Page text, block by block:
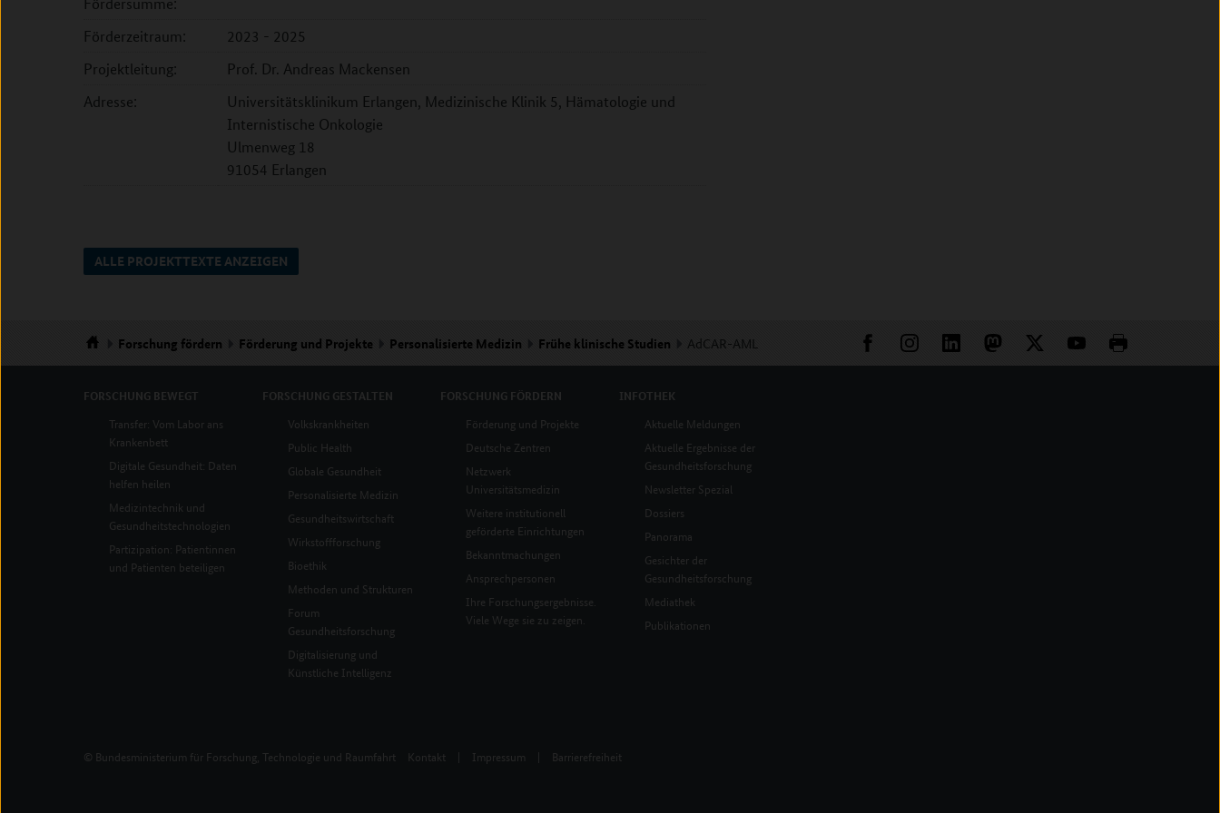
Förderzeitraum:
2023 - 2025
Projektleitung:
Prof. Dr. Andreas Mackensen
Adresse:
Universitätsklinikum Erlangen, Medizinische Klinik 5, Hämatologie und
Internistische Onkologie
Ulmenweg 18
91054 Erlangen
ALLE PROJEKTTEXTE ANZEIGEN
Forschung fördern Förderung und Projekte Personalisierte Medizin Frühe klinische Studien AdCAR-AML
FORSCHUNG BEWEGT
Transfer: Vom Labor ans
Krankenbett
Digitale Gesundheit: Daten
helfen heilen
Medizintechnik und
Gesundheitstechnologien
Partizipation: Patientinnen
und Patienten beteiligen
FORSCHUNG GESTALTEN
Volkskrankheiten
Public Health
Globale Gesundheit
Personalisierte Medizin
Gesundheitswirtschaft
Wirkstoffforschung
Bioethik
Methoden und Strukturen
Forum
Gesundheitsforschung
Digitalisierung und
Künstliche Intelligenz
FORSCHUNG FÖRDERN
Förderung und Projekte
Deutsche Zentren
Netzwerk
Universitätsmedizin
Weitere institutionell
geförderte Einrichtungen
Bekanntmachungen
Ansprechpersonen
Ihre Forschungsergebnisse.
Viele Wege sie zu zeigen.
INFOTHEK
Aktuelle Meldungen
Aktuelle Ergebnisse der
Gesundheitsforschung
Newsletter Spezial
Dossiers
Panorama
Gesichter der
Gesundheitsforschung
Mediathek
Publikationen
© Bundesministerium für Forschung, Technologie und Raumfahrt Kontakt | Impressum | Barrierefreiheit